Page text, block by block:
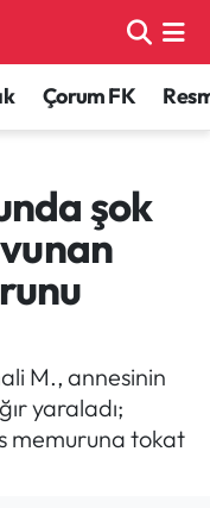
Çorum FK
şok
M., annesinin
yaraladı;
memuruna tokat